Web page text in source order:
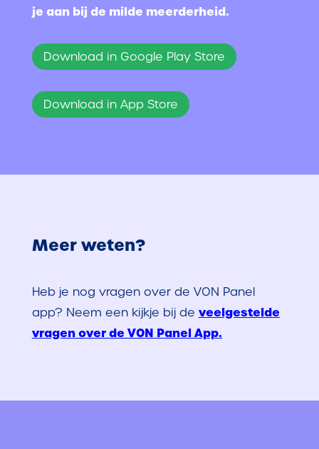
je aan bij de milde meerderheid.
Download in Google Play Store
Download in App Store
Meer weten?
Heb je nog vragen over de VON Panel
app? Neem een kijkje bij de veelgestelde
vragen over de VON Panel App.